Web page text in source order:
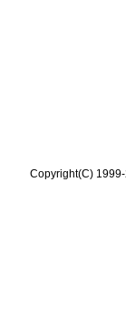
Copyright(C)